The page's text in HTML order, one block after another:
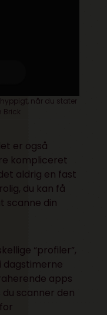
når du stater
er også
kompliceret
aldrig en fast
du kan få
scanne din
“profiler”,
dagstimerne
apps
scanner den